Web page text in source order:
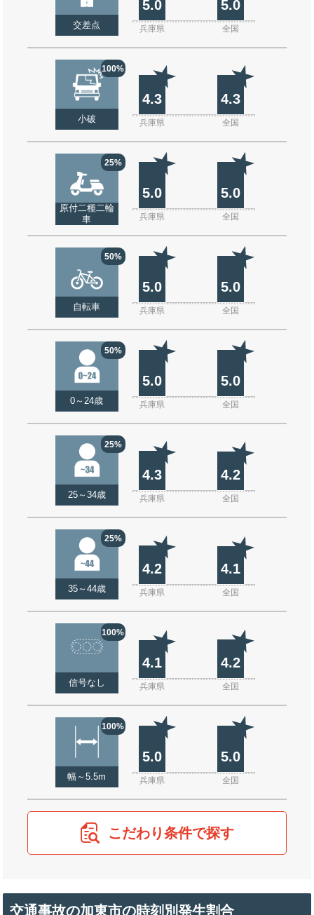
交差点
5.0 5.0
兵庫県 全国
100%
小破
4.3 4.3
兵庫県 全国
25%
原付二種二輪
車
5.0 5.0
兵庫県 全国
50%
自転車
5.0 5.0
兵庫県 全国
50%
0～24歳
5.0 5.0
兵庫県 全国
25%
25～34歳
4.3 4.2
兵庫県 全国
25%
35～44歳
4.2 4.1
兵庫県 全国
100%
信号なし
4.1 4.2
兵庫県 全国
100%
幅～5.5m
5.0 5.0
兵庫県 全国
こだわり条件で探す
交通事故の加東市の時刻別発生割合